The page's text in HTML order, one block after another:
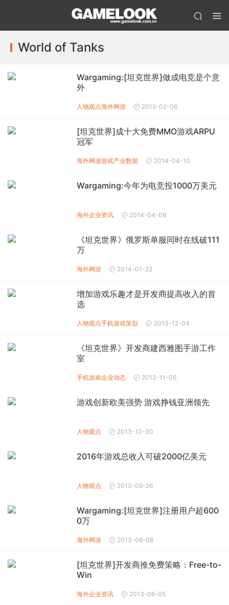
World of Tanks
Wargaming:[坦克世界]做成电竞是个意
外
人物观点海外网游 2015-02-06
[坦克世界]成十大免费MMO游戏ARPU
冠军
海外网游游戏产业数据 2014-04-10
Wargaming:今年为电竞投1000万美元
海外企业资讯 2014-04-08
《坦克世界》俄罗斯单服同时在线破111
万
海外网游 2014-01-22
增加游戏乐趣才是开发商提高收入的首
选
人物观点手机游戏策划 2013-12-04
《坦克世界》开发商建西雅图手游工作
室
手机游戏企业动态 2013-11-06
游戏创新欧美强势 游戏挣钱亚洲领先
人物观点 2013-10-30
2016年游戏总收入可破2000亿美元
人物观点 2013-09-26
Wargaming:[坦克世界]注册用户超600
0万
海外网游 2013-06-08
[坦克世界]开发商推免费策略：Free-to-
Win
海外企业资讯 2013-06-05